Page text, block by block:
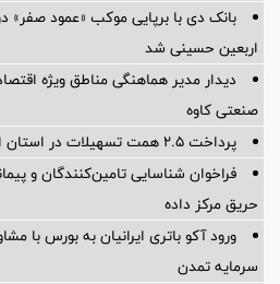
بانک دی با برپایی موکب «عمود صفر» در
اربعین حسینی شد
دیدار مدیر هماهنگی مناطق ویژه
صنعتی کاوه
پرداخت ۲.۵ همت تسهیلات در استان اردبیل طی سال ۱۴۰۴
فراخوان شناسایی تامین‌کنندگان و
حریق مرکز داده
ورود آکو باتری ایرانیان به بورس با
سرمایه تمدن